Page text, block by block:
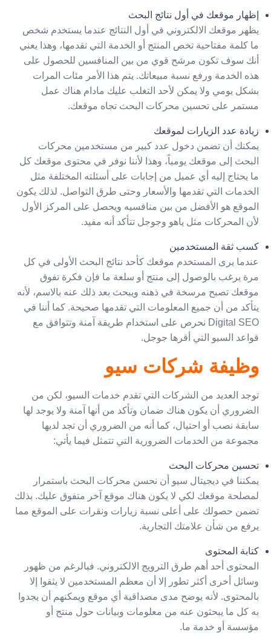
إظهار موقعك في أول نتائج البحث
يظهر موقعك الالكتروني في أول النتائج عندما يستخدم شخص
ما كلمة مفتاحية تخص المنتج أو الخدمة التي تقدمها، وهذا يعني
أنك سوف تكون مرشح قوي من بين المنافسين للحصول على
هذه الخدمة ورفع نسبة مبيعاتك. يتم هذا الأمر مئات المرات
بشكل يومي ولا يمكن لأحد التغلب عليك مادام هناك عمل
مستمر على تحسين محركات البحثتجاه موقعك.
زيادة عدد الزيارات لموقعك
يمكنك أن تضمن دخول عدد كبير من مستخدمين محركات
البحث إلى موقعك يومياً، وهذا لأننا نوفر في محتوى موقعك كل
ما يحتاج إليه أي عميل من إجابات على أسئلته المختلفة مثل
الخدمات التي تقدمها والأسعار وحتى طرق التواصل. لذلك يكون
الموقع هو الأفضل من بين منافسيه ويحصل على المركز الأول
لأن المحركات مثل ياهو وجوجل تتأكد أنه مفيد.
كسب ثقة المستخدمين
عندما يرى المستخدم موقعك كأحد نتائج البحث الأولى في كل
مرة يرغب بالوصول إلى منتج أو سلعة ما فإن فكرة تفوق
موقعك تصبح مرسخة في ذهنه ويبحث بعد ذلك عنه بالاسم، لأنه
يتأكد من أن جميع المعلومات التي تقدمها صحيحة. كما أننا في
Digital SEO نحرص على استخدام طريقة آمنة وتتوافق مع
قواعد السيو التي أقرها جوجل.
وظيفة شركات سيو
توجد العديد من الشركات التي تقدم خدمات السيو، لكن من
الضروري أن يكون هناك ضمان وتأكد من أنها آمنة ولا يوجد لها
سابقة نصب أو احتيال، كما أنه من الضروري أن تجد لديها
مجموعة من الخدمات الضرورية التي تتمثل فيما يأتي:
تحسين محركات البحث
يمكننا في ديجيتال سيوأن نحسن محركات البحث باستمرار
لمصلحة موقعك لكي لا يكون هناك موقع آخر متفوق عليك. بذلك
تضمن حصولك على أعلى نسبة زيارات ونقرات على الموقع مما
يرفع من شأن علامتك التجارية.
كتابة المحتوى
المحتوى أحد أهم طرق الترويج الالكتروني. فبالرغم من ظهور
وسائل أخرى أكثر تطور إلا أن معظم المستخدمين لا يثقوا إلا
بالمحتوى. لأنه يوضح مدى مصداقية أي موقع ويمكنهم أن يجدوا
به كل ما يبحثون عنه من معلومات وبيانات حول منتج أو
مؤسسة أو خدمة ما.